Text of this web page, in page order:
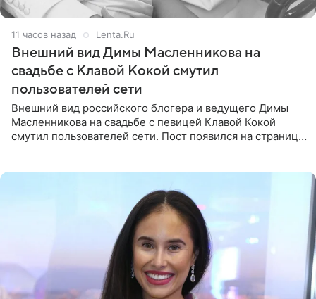
11 часов назад Lenta.Ru
Внешний вид Димы Масленникова на
свадьбе с Клавой Кокой смутил
пользователей сети
Внешний вид российского блогера и ведущего Димы
Масленникова на свадьбе с певицей Клавой Кокой
смутил пользователей сети. Пост появился на странице